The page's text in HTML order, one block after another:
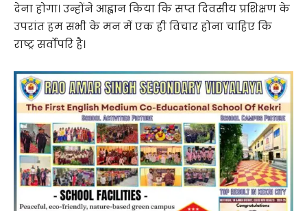
देना होगा। उन्होंने आह्वान किया कि सप्त दिवसीय प्रशिक्षण के
उपरांत हम सभी के मन में एक ही विचार होना चाहिए कि
राष्ट्र सर्वोपरि है।